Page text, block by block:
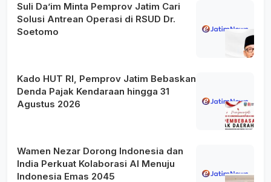
Suli Da’im Minta Pemprov Jatim Cari
Solusi Antrean Operasi di RSUD Dr.
Soetomo
Kado HUT RI, Pemprov Jatim Bebaskan
Denda Pajak Kendaraan hingga 31
Agustus 2026
Wamen Nezar Dorong Indonesia dan
India Perkuat Kolaborasi AI Menuju
Indonesia Emas 2045